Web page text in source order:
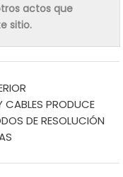
actos que
sitio.
CABLES PRODUCE
DE RESOLUCIÓN